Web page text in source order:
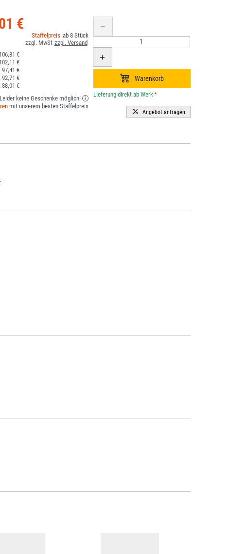
€
8
€
€
97,41 €
92,71 €
88,01 €
Leider keine Geschenke möglich!
mit unserem besten Staffelpreis
*